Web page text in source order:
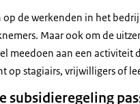
de werkenden in het
Maar ook om de
meedoen aan een
op stagiairs, vrijwilligers of
subsidieregeling